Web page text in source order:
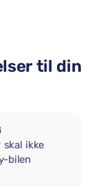
til din
ikke
bilen